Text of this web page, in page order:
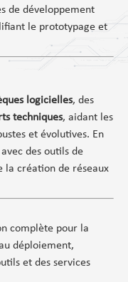
de développement
le prototypage et
logicielles, des
techniques, aidant les
et évolutives. En
des outils de
la création de réseaux
complète pour la
déploiement,
et des services